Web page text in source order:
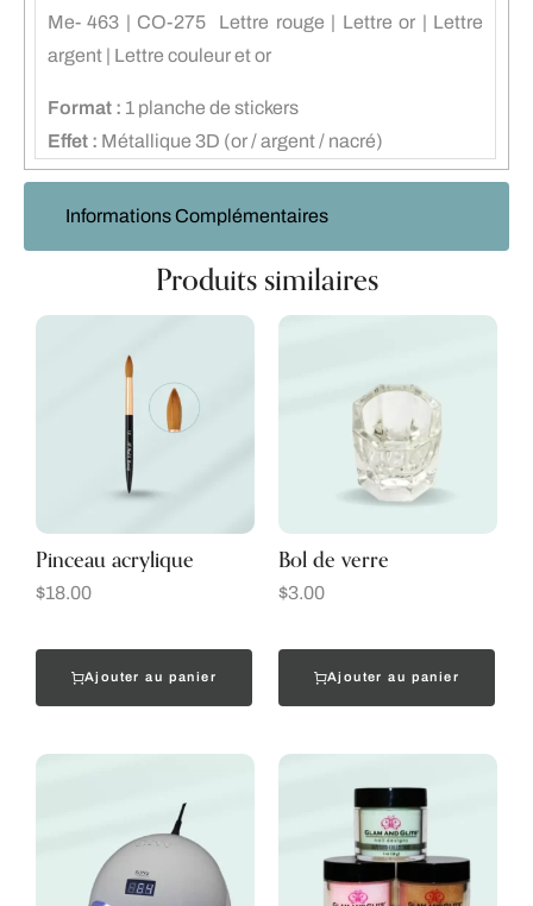
Informations Complémentaires
Me- 463 | CO-275 Lettre rouge | Lettre or | Lettre
argent | Lettre couleur et or
Format : 1 planche de stickers
Effet : Métallique 3D (or / argent / nacré)
Produits similaires
Pinceau acrylique
$18.00
Ajouter au panier
Bol de verre
$3.00
Ajouter au panier